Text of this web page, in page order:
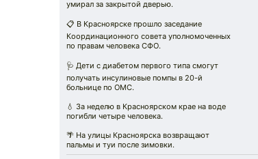
умирал за закрытой дверью.
📋 В Красноярске прошло заседание
Координационного совета уполномоченных
по правам человека СФО.
🩺 Дети с диабетом первого типа смогут
получать инсулиновые помпы в 20-й
больнице по ОМС.
💧 За неделю в Красноярском крае на воде
погибли четыре человека.
🌴 На улицы Красноярска возвращают
пальмы и туи после зимовки.